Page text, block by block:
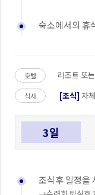
숙소에서의 휴
호텔 리조트 또
식사 [조식] 자
3일
조식후 일정을